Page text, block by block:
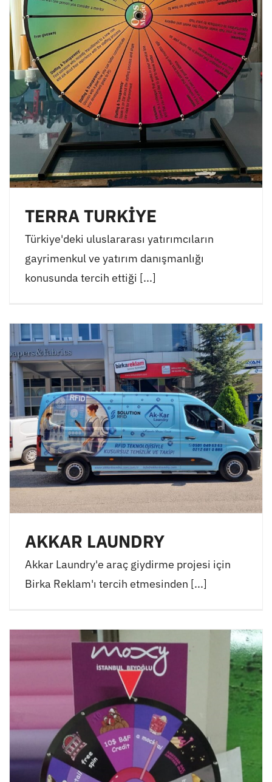
TERRA TURKİYE
Türkiye'deki uluslararası yatırımcıların
gayrimenkul ve yatırım danışmanlığı
konusunda tercih ettiği [...]
AKKAR LAUNDRY
Akkar Laundry'e araç giydirme projesi için
Birka Reklam'ı tercih etmesinden [...]